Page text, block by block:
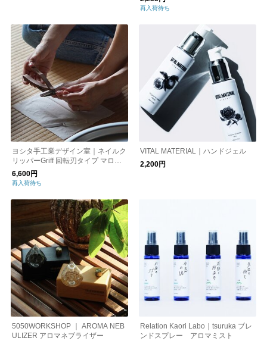
再入荷待ち
ヨシタ手工業デザイン室｜ネイルク
リッパーGriff 回転刃タイプ マロン/
シルバー
6,600円
再入荷待ち
VITAL MATERIAL｜ハンドジェル
2,200円
5050WORKSHOP ｜ AROMA NEB
ULIZER アロマネブライザー
Relation Kaori Labo｜tsuruka ブレ
ンドスプレー アロマミスト